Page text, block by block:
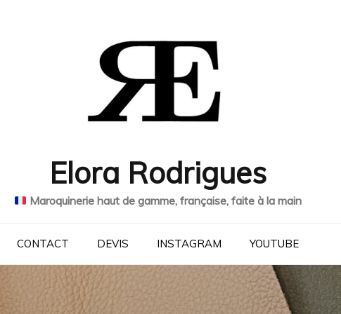
Elora Rodrigues
Maroquinerie haut de gamme, française, faite à la main
CONTACT DEVIS INSTAGRAM YOUTUBE